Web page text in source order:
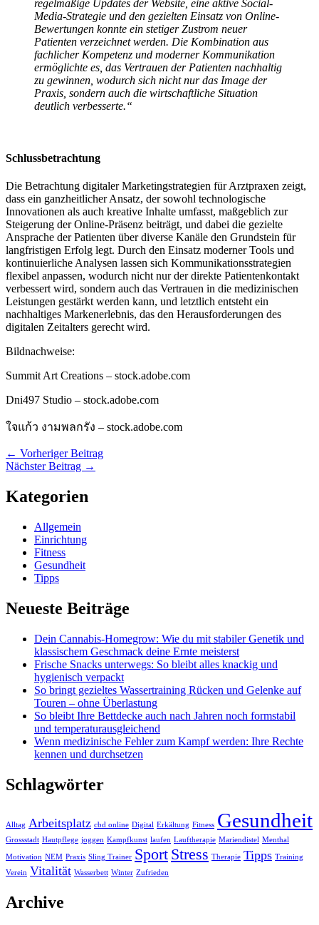
regelmäßige Updates der Website, eine aktive Social-
Media-Strategie und den gezielten Einsatz von Online-
Bewertungen konnte ein stetiger Zustrom neuer
Patienten verzeichnet werden. Die Kombination aus
fachlicher Kompetenz und moderner Kommunikation
ermöglichte es, das Vertrauen der Patienten nachhaltig
zu gewinnen, wodurch sich nicht nur das Image der
Praxis, sondern auch die wirtschaftliche Situation
deutlich verbesserte.“
Schlussbetrachtung
Die Betrachtung digitaler Marketingstrategien für Arztpraxen zeigt,
dass ein ganzheitlicher Ansatz, der sowohl technologische
Innovationen als auch kreative Inhalte umfasst, maßgeblich zur
Steigerung der Online-Präsenz beiträgt, und dabei die gezielte
Ansprache der Patienten über diverse Kanäle den Grundstein für
langfristigen Erfolg legt. Durch den Einsatz moderner Tools und
kontinuierliche Analysen lassen sich Kommunikationsstrategien
flexibel anpassen, wodurch nicht nur der direkte Patientenkontakt
verbessert wird, sondern auch das Vertrauen in die medizinischen
Leistungen gestärkt werden kann, und letztlich entsteht ein
nachhaltiges Markenerlebnis, das den Herausforderungen des
digitalen Zeitalters gerecht wird.
Bildnachweise:
Summit Art Creations – stock.adobe.com
Dni497 Studio – stock.adobe.com
ใจแก้ว งามพลกรัง – stock.adobe.com
← Vorheriger Beitrag
Nächster Beitrag →
Kategorien
Allgemein
Einrichtung
Fitness
Gesundheit
Tipps
Neueste Beiträge
Dein Cannabis-Homegrow: Wie du mit stabiler Genetik und
klassischem Geschmack deine Ernte meisterst
Frische Snacks unterwegs: So bleibt alles knackig und
hygienisch verpackt
So bringt gezieltes Wassertraining Rücken und Gelenke auf
Touren – ohne Überlastung
So bleibt Ihre Bettdecke auch nach Jahren noch formstabil
und temperaturausgleichend
Wenn medizinische Fehler zum Kampf werden: Ihre Rechte
kennen und durchsetzen
Schlagwörter
Alltag Arbeitsplatz cbd online Digital Erkältung Fitness Gesundheit
Grossstadt Hautpflege joggen Kampfkunst laufen Lauftherapie Mariendistel Menthal
Motivation NEM Praxis Sling Trainer Sport Stress Therapie Tipps Training
Verein Vitalität Wasserbett Winter Zufrieden
Archive